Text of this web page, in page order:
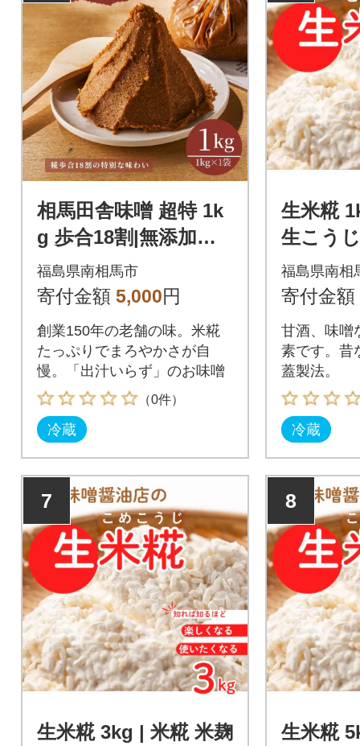
相馬田舎味噌 超特 1k
g 歩合18割|無添加み
そ 若松味噌醤油店 ac
001-ac
福島県南相馬市
寄付金額 5,000円
創業150年の老舗の味。米糀
たっぷりでまろやかさが自
慢。「出汁いらず」のお味噌
（0件）
冷蔵
生米糀 1kg |
生こう
甘酒 若
c004-aa
福島県南相
寄付金額
甘酒、味噌
素です。昔
蓋製法。
冷蔵
7
生米糀 3kg | 米糀 米麹
8
生米糀